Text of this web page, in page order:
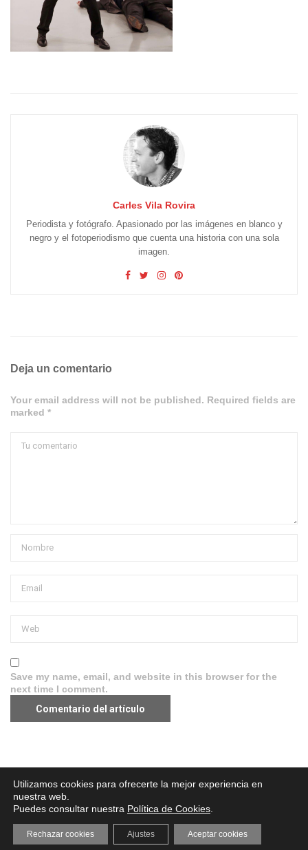
Carles Vila Rovira
Periodista y fotógrafo. Apasionado por las imágenes en blanco y
negro y el fotoperiodismo que cuenta una historia con una sola
imagen.
Deja un comentario
Your email address will not be published. Required fields are
marked *
Save my name, email, and website in this browser for the
next time I comment.
Aviso legal·Política de Privacidad·Política de Cookies
Utilizamos cookies para ofrecerte la mejor experiencia en
nuestra web.
Puedes consultar nuestra Política de Cookies
Aceptar cookies
Rechazar cookies Ajustes